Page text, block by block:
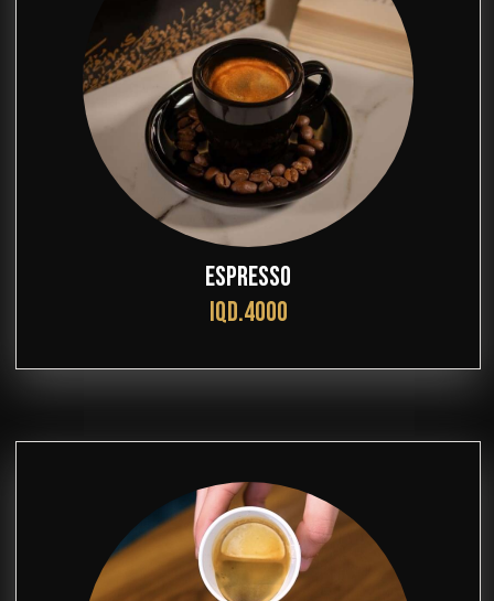
ESPRESSO
IQD.4000